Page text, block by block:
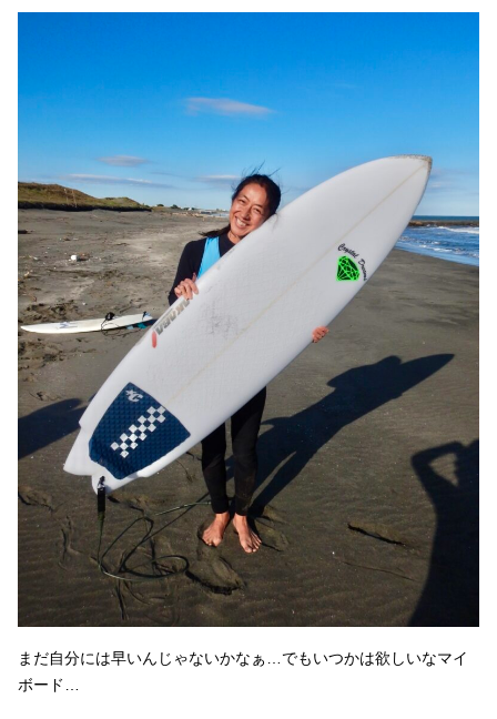
まだ自分には早いんじゃないかなぁ…でもいつかは欲しいなマイ
ボード…